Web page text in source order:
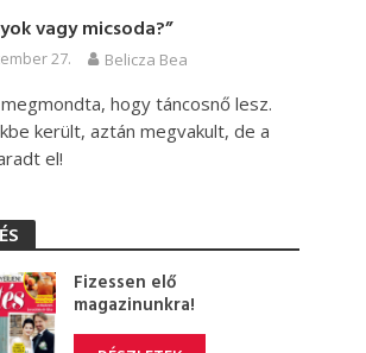
vagy micsoda?”
27. Belicza Bea
hogy táncosnő lesz.
került, aztán megvakult, de a
el!
Fizessen elő
magazinunkra!